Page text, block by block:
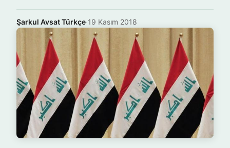
Şarkul Avsat Türkçe·19 Kasım 2018